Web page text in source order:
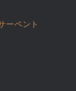
ーペント